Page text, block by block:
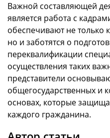
Важной составляющей
является работа с
обеспечивают не только
но и заботятся о
переквалификации
осуществления таких
представители
общегосударственных и
основах, которые
каждого гражданина.